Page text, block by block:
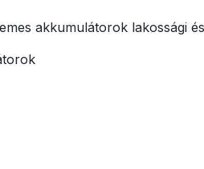
akkumulátorok lakossági